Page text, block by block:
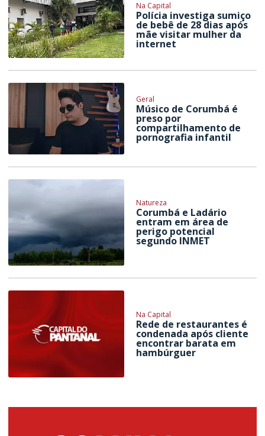
Na Capital
Polícia investiga sumiço
de bebê de 28 dias após
mãe visitar mulher da
internet
Geral
Músico de Corumbá é
preso por
compartilhamento de
pornografia infantil
Natureza
Corumbá e Ladário
entram em área de
perigo potencial
segundo INMET
Na Capital
Rede de restaurantes é
condenada após cliente
encontrar barata em
hambúrguer